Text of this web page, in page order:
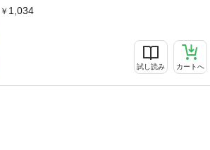
1,034
試し読み カートへ